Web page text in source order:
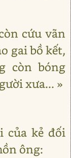
cứu vãn
gai bồ kết,
còn bóng
xưa... »
của kẻ đối
ông: